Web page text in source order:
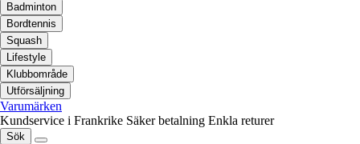
Badminton
Bordtennis
Squash
Lifestyle
Klubbområde
Utförsäljning
Varumärken
Kundservice i Frankrike Säker betalning Enkla returer
Sök